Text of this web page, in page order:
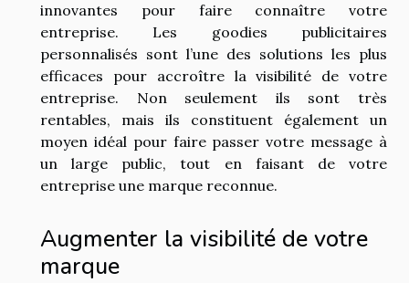
innovantes pour faire connaître votre
entreprise. Les goodies publicitaires
personnalisés sont l’une des solutions les plus
efficaces pour accroître la visibilité de votre
entreprise. Non seulement ils sont très
rentables, mais ils constituent également un
moyen idéal pour faire passer votre message à
un large public, tout en faisant de votre
entreprise une marque reconnue.
Augmenter la visibilité de votre
marque